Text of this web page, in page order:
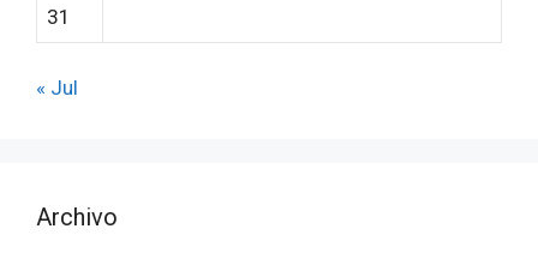
31
« Jul
Archivo